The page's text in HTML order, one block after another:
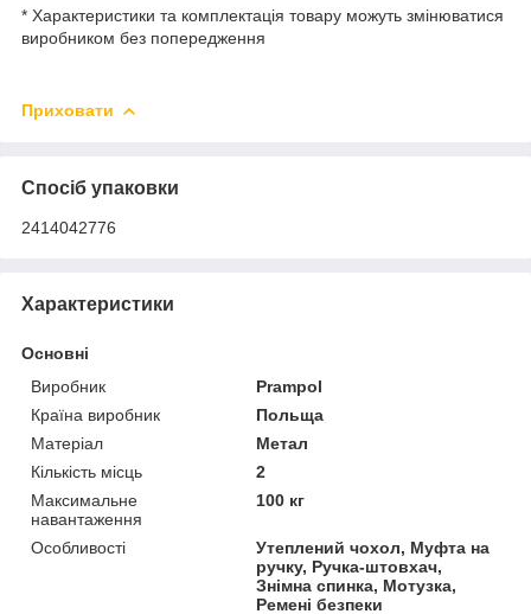
* Характеристики та комплектація товару можуть змінюватися
виробником без попередження
Приховати
Спосіб упаковки
2414042776
Характеристики
Основні
Виробник
Prampol
Країна виробник
Польща
Матеріал
Метал
Кількість місць
2
Максимальне
навантаження
100 кг
Особливості
Утеплений чохол, Муфта на
ручку, Ручка-штовхач,
Знімна спинка, Мотузка,
Ремені безпеки